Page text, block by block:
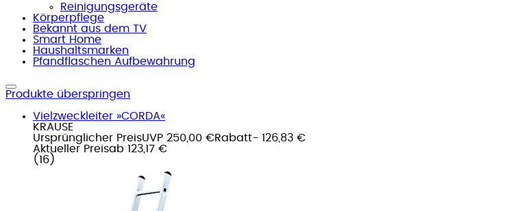
Reinigungsgeräte
Körperpflege
Bekannt aus dem TV
Smart Home
Haushaltsmarken
Pfandflaschen Aufbewahrung
Produkte überspringen
Vielzweckleiter »CORDA«
KRAUSE
Ursprünglicher PreisUVP 250,00 €Rabatt- 126,83 €
Aktueller Preisab 123,17 €
( 16 )